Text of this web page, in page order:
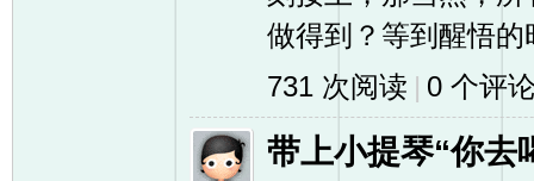
做得到？等到醒悟
731 次阅读 | 0个评
带上小提琴“你去